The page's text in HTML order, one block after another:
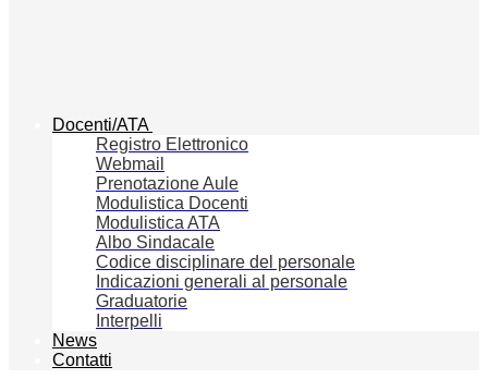
Docenti/ATA
Registro Elettronico
Webmail
Prenotazione Aule
Modulistica Docenti
Modulistica ATA
Albo Sindacale
Codice disciplinare del personale
Indicazioni generali al personale
Graduatorie
Interpelli
News
Contatti